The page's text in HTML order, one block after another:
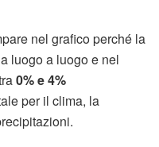
nel grafico perché la
luogo a luogo e nel
0% e 4%
per il clima, la